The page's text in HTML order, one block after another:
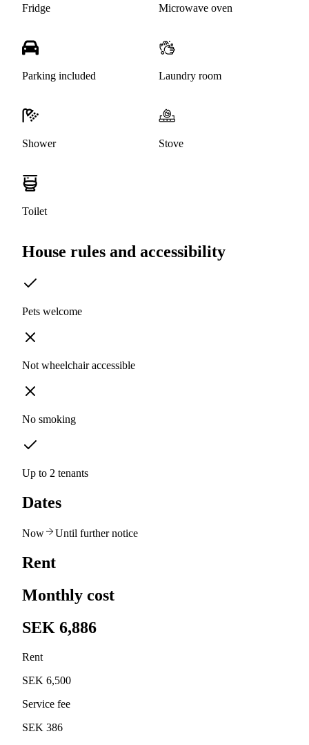
Fridge Microwave oven
Parking included Laundry room
Shower Stove
Toilet
House rules and accessibility
Pets welcome
Not wheelchair accessible
No smoking
Up to 2 tenants
Dates
Now Until further notice
Rent
Monthly cost
SEK 6,886
Rent
SEK 6,500
Service fee
SEK 386